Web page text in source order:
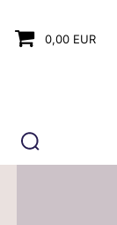
0,00 EUR